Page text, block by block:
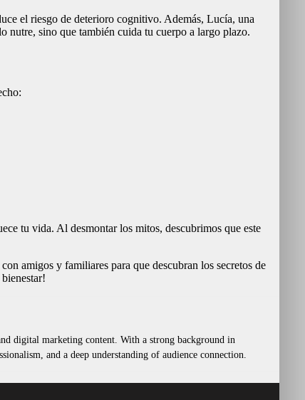
el riesgo de deterioro cognitivo. Además, Lucía, una
nutre, sino que también cuida tu cuerpo a largo plazo.
tu vida. Al desmontar los mitos, descubrimos que este
amigos y familiares para que descubran los secretos de
digital marketing content. With a strong background in
and a deep understanding of audience connection.